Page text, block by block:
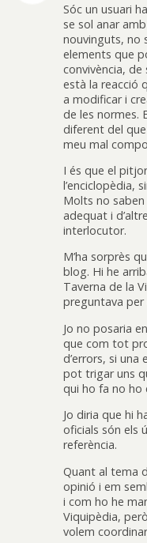
Sóc un usuari
se sol anar
nouvinguts, no
elements que
convivència,
està la reacció
a modificar i
de les normes.
diferent del
meu mal
I és que el
l’enciclopèdia,
Molts no
adequat i
interlocutor.
M’ha sorprès
blog. Hi he
Taverna de la
preguntava
Jo no posaria
que com tot
d’errors, si
pot trigar uns
qui ho fa no ho
Jo diria que hi
oficials són els
referència.
Quant al tema
opinió i em
i com ho he
Viquipèdia,
volem